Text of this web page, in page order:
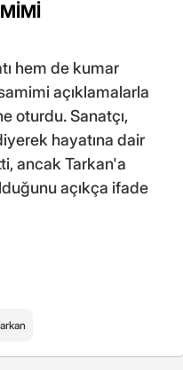
hem de kumar
samimi açıklamalarla
oturdu. Sanatçı,
hayatına dair
ancak Tarkan'a
açıkça ifade